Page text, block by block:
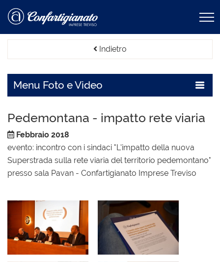
Indietro
Menu Foto e Video
Pedemontana - impatto rete viaria
Febbraio 2018
evento: incontro con i sindaci "L'impatto della nuova
Superstrada sulla rete viaria del territorio pedemontano"
presso sala Pavan - Confartigianato Imprese Treviso